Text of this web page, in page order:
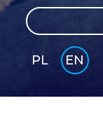
Search
PL
EN
GLI
SH